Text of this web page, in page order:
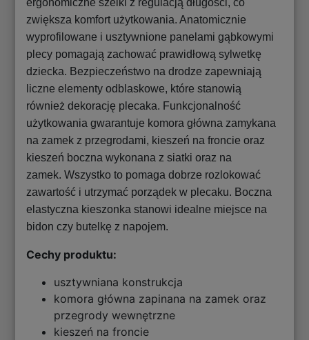
zwiększa komfort użytkowania. Anatomicznie
wyprofilowane i usztywnione panelami gąbkowymi
plecy pomagają zachować prawidłową sylwetkę
dziecka. Bezpieczeństwo na drodze zapewniają
liczne elementy odblaskowe, które stanowią
również dekorację plecaka. Funkcjonalność
użytkowania gwarantuje komora główna zamykana
na zamek z przegrodami, kieszeń na froncie oraz
kieszeń boczna wykonana z siatki oraz na
zamek. Wszystko to pomaga dobrze rozlokować
zawartość i utrzymać porządek w plecaku. Boczna
elastyczna kieszonka stanowi idealne miejsce na
bidon czy butelkę z napojem.
Cechy produktu:
usztywniana konstrukcja
komora główna zapinana na zamek oraz
przegrody wewnętrzne
kieszeń na froncie